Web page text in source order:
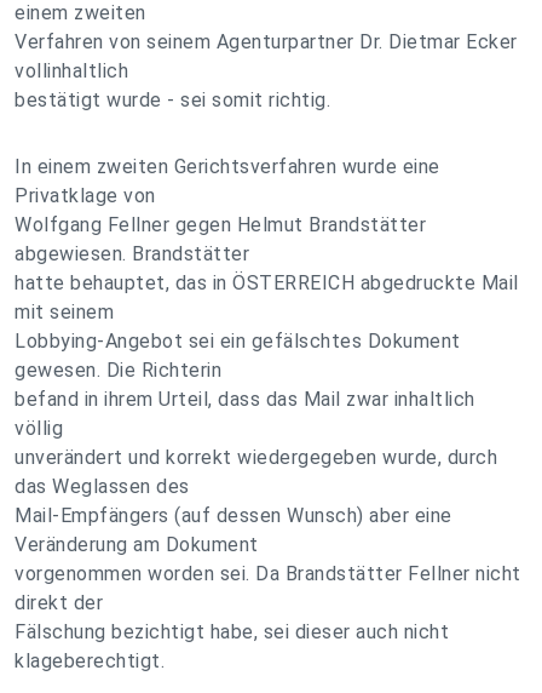
einem zweiten
Verfahren von seinem Agenturpartner Dr. Dietmar Ecker
vollinhaltlich
bestätigt wurde - sei somit richtig.
In einem zweiten Gerichtsverfahren wurde eine
Privatklage von
Wolfgang Fellner gegen Helmut Brandstätter
abgewiesen. Brandstätter
hatte behauptet, das in ÖSTERREICH abgedruckte Mail
mit seinem
Lobbying-Angebot sei ein gefälschtes Dokument
gewesen. Die Richterin
befand in ihrem Urteil, dass das Mail zwar inhaltlich
völlig
unverändert und korrekt wiedergegeben wurde, durch
das Weglassen des
Mail-Empfängers (auf dessen Wunsch) aber eine
Veränderung am Dokument
vorgenommen worden sei. Da Brandstätter Fellner nicht
direkt der
Fälschung bezichtigt habe, sei dieser auch nicht
klageberechtigt.